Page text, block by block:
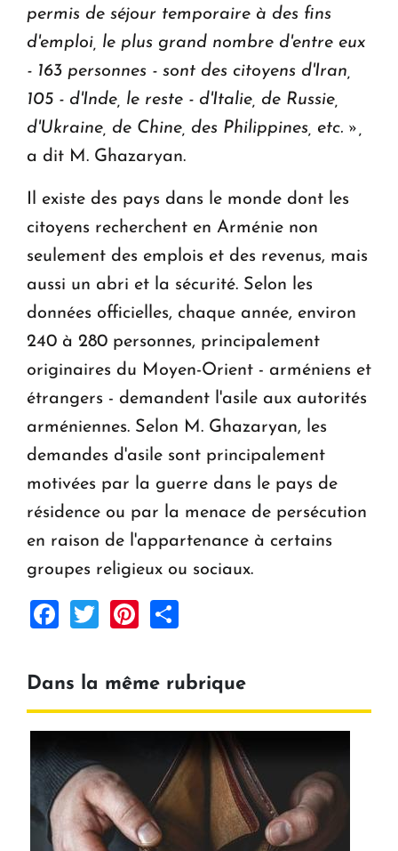
permis de séjour temporaire à des fins
d'emploi, le plus grand nombre d'entre eux
- 163 personnes - sont des citoyens d'Iran,
105 - d'Inde, le reste - d'Italie, de Russie,
d'Ukraine, de Chine, des Philippines, etc. »,
a dit M. Ghazaryan.
Il existe des pays dans le monde dont les
citoyens recherchent en Arménie non
seulement des emplois et des revenus, mais
aussi un abri et la sécurité. Selon les
données officielles, chaque année, environ
240 à 280 personnes, principalement
originaires du Moyen-Orient - arméniens et
étrangers - demandent l'asile aux autorités
arméniennes. Selon M. Ghazaryan, les
demandes d'asile sont principalement
motivées par la guerre dans le pays de
résidence ou par la menace de persécution
en raison de l'appartenance à certains
groupes religieux ou sociaux.
Facebook
TwitterPinterest
Dans la même rubrique